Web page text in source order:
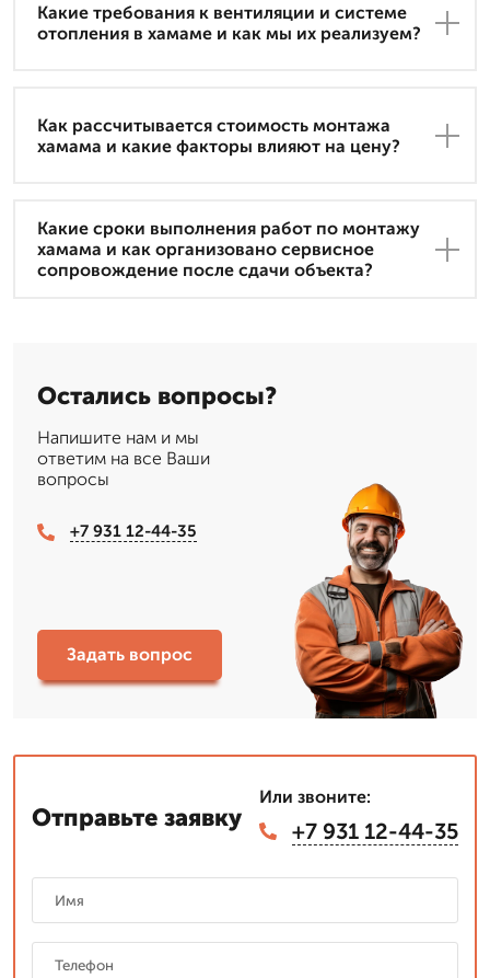
Какие требования к вентиляции и системе
отопления в хамаме и как мы их реализуем?
Как рассчитывается стоимость монтажа
хамама и какие факторы влияют на цену?
Какие сроки выполнения работ по монтажу
хамама и как организовано сервисное
сопровождение после сдачи объекта?
Остались вопросы?
Напишите нам и мы
ответим на все Ваши
вопросы
+7 931 12-44-35
Задать вопрос
Отправьте заявку
Или звоните:
+7 931 12-44-35